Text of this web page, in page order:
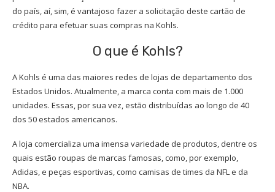
do país, aí, sim, é vantajoso fazer a solicitação deste cartão de
crédito para efetuar suas compras na Kohls.
O que é Kohls?
A Kohls é uma das maiores redes de lojas de departamento dos
Estados Unidos. Atualmente, a marca conta com mais de 1.000
unidades. Essas, por sua vez, estão distribuídas ao longo de 40
dos 50 estados americanos.
A loja comercializa uma imensa variedade de produtos, dentre os
quais estão roupas de marcas famosas, como, por exemplo,
Adidas, e peças esportivas, como camisas de times da NFL e da
NBA.